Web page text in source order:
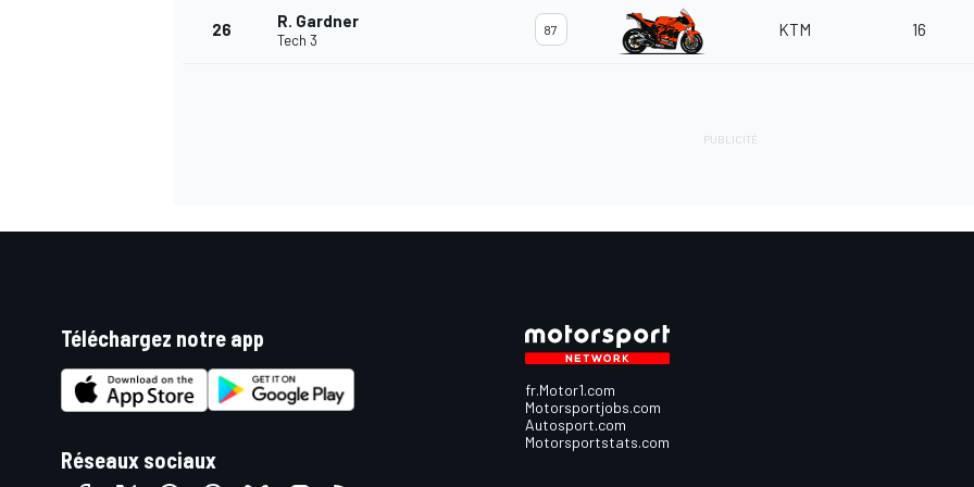
26 R. Gardner
Tech 3
87 KTM 16
Téléchargez notre app
Réseaux sociaux
fr.Motor1.com
Motorsportjobs.com
Autosport.com
Motorsportstats.com